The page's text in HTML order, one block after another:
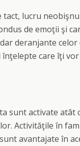
tact, lucru
de emoţii şi
deranjante celor
înţelepte care îţi
sunt activate atât
Activităţile în
avantajate în